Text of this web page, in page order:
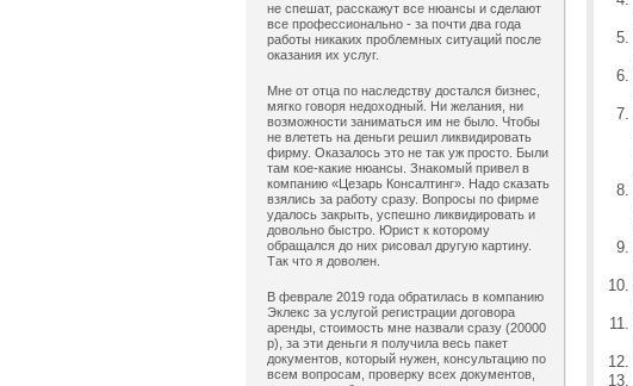
не спешат, расскажут все нюансы и сделают
все профессионально - за почти два года
работы никаких проблемных ситуаций после
оказания их услуг.
Мне от отца по наследству достался бизнес,
мягко говоря недоходный. Ни желания, ни
возможности заниматься им не было. Чтобы
не влететь на деньги решил ликвидировать
фирму. Оказалось это не так уж просто. Были
там кое-какие нюансы. Знакомый привел в
компанию «Цезарь Консалтинг». Надо сказать
взялись за работу сразу. Вопросы по фирме
удалось закрыть, успешно ликвидировать и
довольно быстро. Юрист к которому
обращался до них рисовал другую картину.
Так что я доволен.
В феврале 2019 года обратилась в компанию
Эклекс за услугой регистрации договора
аренды, стоимость мне назвали сразу (20000
р), за эти деньги я получила весь пакет
документов, который нужен, консультацию по
всем вопросам, проверку всех документов,